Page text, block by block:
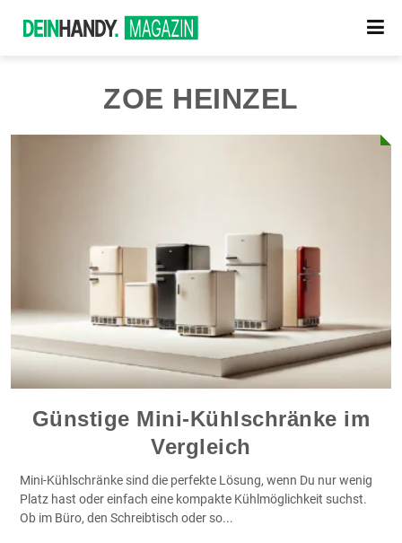
ZOE HEINZEL
Günstige Mini-Kühlschränke im
Vergleich
Mini-Kühlschränke sind die perfekte Lösung, wenn Du nur wenig
Platz hast oder einfach eine kompakte Kühlmöglichkeit suchst.
Ob im Büro, den Schreibtisch oder so...